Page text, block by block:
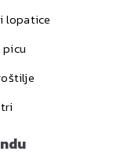
lopatice
picu
PRODAVNICE